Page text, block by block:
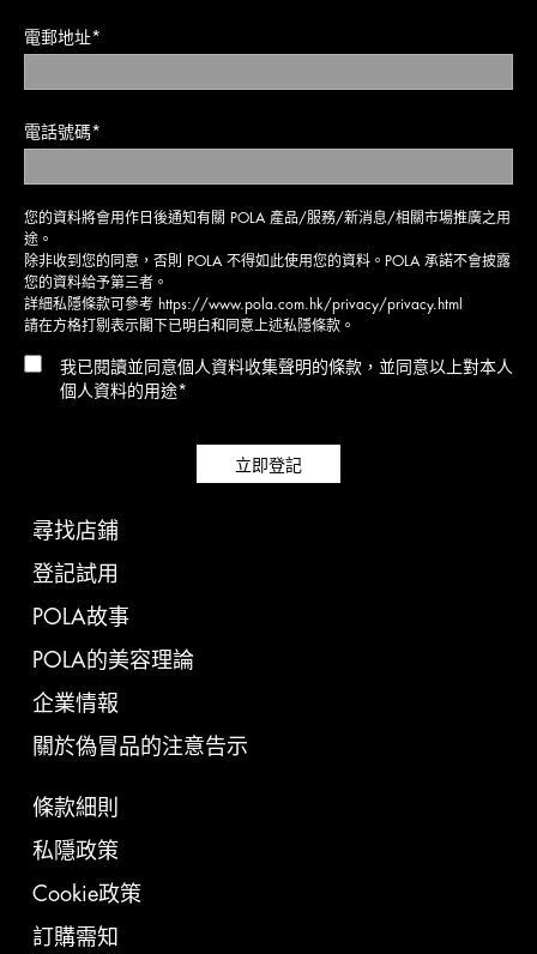
電郵地址*
電話號碼*
您的資料將會用作日後通知有關 POLA 產品/服務/新消息/相關市場推廣之用
途。
除非收到您的同意，否則 POLA 不得如此使用您的資料。POLA 承諾不會披露
您的資料給予第三者。
詳細私隱條款可參考 https://www.pola.com.hk/privacy/privacy.html
請在方格打剔表示閣下已明白和同意上述私隱條款。
我已閱讀並同意個人資料收集聲明的條款，並同意以上對本人
個人資料的用途*
立即登記
尋找店鋪
登記試用
POLA故事
POLA的美容理論
企業情報
關於偽冒品的注意告示
條款細則
私隱政策
Cookie政策
訂購需知